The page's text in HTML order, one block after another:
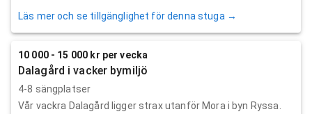
Läs mer och se tillgänglighet för denna stuga →
10 000 - 15 000 kr per vecka
Dalagård i vacker bymiljö
4-8 sängplatser
Vår vackra Dalagård ligger strax utanför Mora i byn Ryssa.